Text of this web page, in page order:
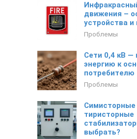
движения –
устройства и
Проблемы
Сети 0,4 кВ —
энергию к
потребителю
Проблемы
Симисторные
тиристорные
выбрать?